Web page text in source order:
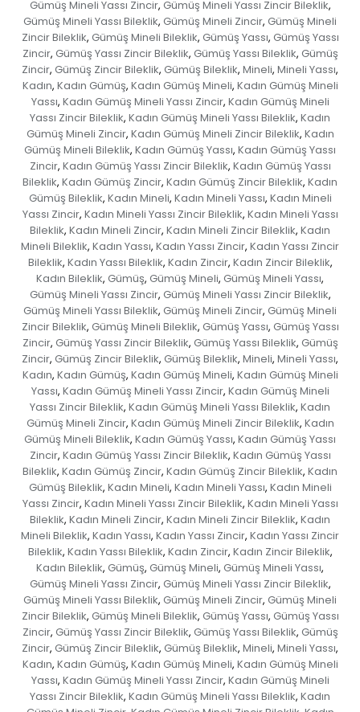
Gümüş Mineli Yassı Zincir, Gümüş Mineli Yassı Zincir Bileklik,
Gümüş Mineli Yassı Bileklik, Gümüş Mineli Zincir, Gümüş Mineli
Zincir Bileklik, Gümüş Mineli Bileklik, Gümüş Yassı, Gümüş Yassı
Zincir, Gümüş Yassı Zincir Bileklik, Gümüş Yassı Bileklik, Gümüş
Zincir, Gümüş Zincir Bileklik, Gümüş Bileklik, Mineli, Mineli Yassı,
Kadın, Kadın Gümüş, Kadın Gümüş Mineli, Kadın Gümüş Mineli
Yassı, Kadın Gümüş Mineli Yassı Zincir, Kadın Gümüş Mineli
Yassı Zincir Bileklik, Kadın Gümüş Mineli Yassı Bileklik, Kadın
Gümüş Mineli Zincir, Kadın Gümüş Mineli Zincir Bileklik, Kadın
Gümüş Mineli Bileklik, Kadın Gümüş Yassı, Kadın Gümüş Yassı
Zincir, Kadın Gümüş Yassı Zincir Bileklik, Kadın Gümüş Yassı
Bileklik, Kadın Gümüş Zincir, Kadın Gümüş Zincir Bileklik, Kadın
Gümüş Bileklik, Kadın Mineli, Kadın Mineli Yassı, Kadın Mineli
Yassı Zincir, Kadın Mineli Yassı Zincir Bileklik, Kadın Mineli Yassı
Bileklik, Kadın Mineli Zincir, Kadın Mineli Zincir Bileklik, Kadın
Mineli Bileklik, Kadın Yassı, Kadın Yassı Zincir, Kadın Yassı Zincir
Bileklik, Kadın Yassı Bileklik, Kadın Zincir, Kadın Zincir Bileklik,
Kadın Bileklik, Gümüş, Gümüş Mineli, Gümüş Mineli Yassı,
Gümüş Mineli Yassı Zincir, Gümüş Mineli Yassı Zincir Bileklik,
Gümüş Mineli Yassı Bileklik, Gümüş Mineli Zincir, Gümüş Mineli
Zincir Bileklik, Gümüş Mineli Bileklik, Gümüş Yassı, Gümüş Yassı
Zincir, Gümüş Yassı Zincir Bileklik, Gümüş Yassı Bileklik, Gümüş
Zincir, Gümüş Zincir Bileklik, Gümüş Bileklik, Mineli, Mineli Yassı,
Kadın, Kadın Gümüş, Kadın Gümüş Mineli, Kadın Gümüş Mineli
Yassı, Kadın Gümüş Mineli Yassı Zincir, Kadın Gümüş Mineli
Yassı Zincir Bileklik, Kadın Gümüş Mineli Yassı Bileklik, Kadın
Gümüş Mineli Zincir, Kadın Gümüş Mineli Zincir Bileklik, Kadın
Gümüş Mineli Bileklik, Kadın Gümüş Yassı, Kadın Gümüş Yassı
Zincir, Kadın Gümüş Yassı Zincir Bileklik, Kadın Gümüş Yassı
Bileklik, Kadın Gümüş Zincir, Kadın Gümüş Zincir Bileklik, Kadın
Gümüş Bileklik, Kadın Mineli, Kadın Mineli Yassı, Kadın Mineli
Yassı Zincir, Kadın Mineli Yassı Zincir Bileklik, Kadın Mineli Yassı
Bileklik, Kadın Mineli Zincir, Kadın Mineli Zincir Bileklik, Kadın
Mineli Bileklik, Kadın Yassı, Kadın Yassı Zincir, Kadın Yassı Zincir
Bileklik, Kadın Yassı Bileklik, Kadın Zincir, Kadın Zincir Bileklik,
Kadın Bileklik, Gümüş, Gümüş Mineli, Gümüş Mineli Yassı,
Gümüş Mineli Yassı Zincir, Gümüş Mineli Yassı Zincir Bileklik,
Gümüş Mineli Yassı Bileklik, Gümüş Mineli Zincir, Gümüş Mineli
Zincir Bileklik, Gümüş Mineli Bileklik, Gümüş Yassı, Gümüş Yassı
Zincir, Gümüş Yassı Zincir Bileklik, Gümüş Yassı Bileklik, Gümüş
Zincir, Gümüş Zincir Bileklik, Gümüş Bileklik, Mineli, Mineli Yassı,
Kadın, Kadın Gümüş, Kadın Gümüş Mineli, Kadın Gümüş Mineli
Yassı, Kadın Gümüş Mineli Yassı Zincir, Kadın Gümüş Mineli
Yassı Zincir Bileklik, Kadın Gümüş Mineli Yassı Bileklik, Kadın